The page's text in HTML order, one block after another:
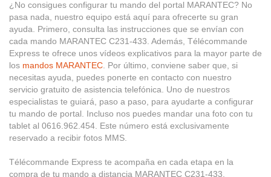
¿No consigues configurar tu mando del portal MARANTEC? No
pasa nada, nuestro equipo está aquí para ofrecerte su gran
ayuda. Primero, consulta las instrucciones que se envían con
cada mando MARANTEC C231-433. Además, Télécommande
Express te ofrece unos vídeos explicativos para la mayor parte de
los mandos MARANTEC. Por último, conviene saber que, si
necesitas ayuda, puedes ponerte en contacto con nuestro
servicio gratuito de asistencia telefónica. Uno de nuestros
especialistas te guiará, paso a paso, para ayudarte a configurar
tu mando de portal. Incluso nos puedes mandar una foto con tu
tablet al 0616.962.454. Este número está exclusivamente
reservado a recibir fotos MMS.
Télécommande Express te acompaña en cada etapa en la
compra de tu mando a distancia MARANTEC C231-433.